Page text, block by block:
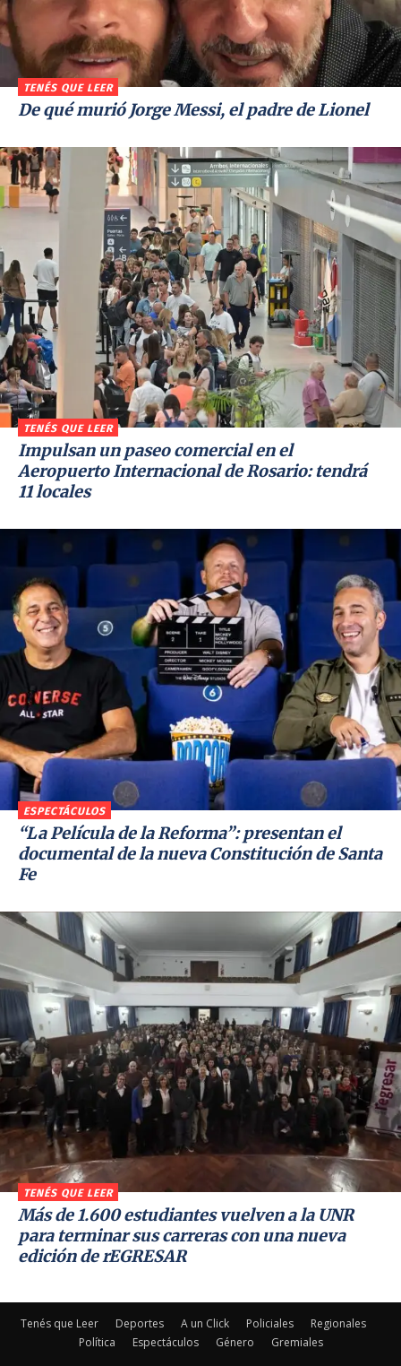
TENÉS QUE LEER
De qué murió Jorge Messi, el padre de Lionel
TENÉS QUE LEER
Impulsan un paseo comercial en el
Aeropuerto Internacional de Rosario: tendrá
11 locales
ESPECTÁCULOS
“La Película de la Reforma”: presentan el
documental de la nueva Constitución de Santa
Fe
TENÉS QUE LEER
Más de 1.600 estudiantes vuelven a la UNR
para terminar sus carreras con una nueva
edición de rEGRESAR
Tenés que Leer Deportes A un Click Policiales
Regionales
Política
Espectáculos Género Gremiales